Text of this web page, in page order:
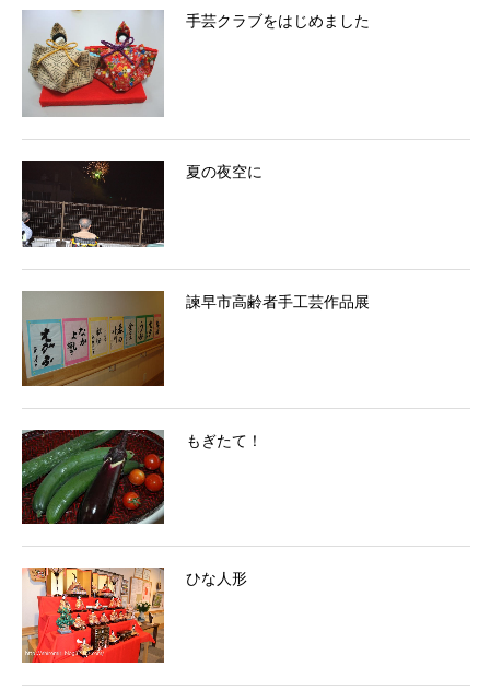
手芸クラブをはじめました
夏の夜空に
諫早市高齢者手工芸作品展
もぎたて！
ひな人形